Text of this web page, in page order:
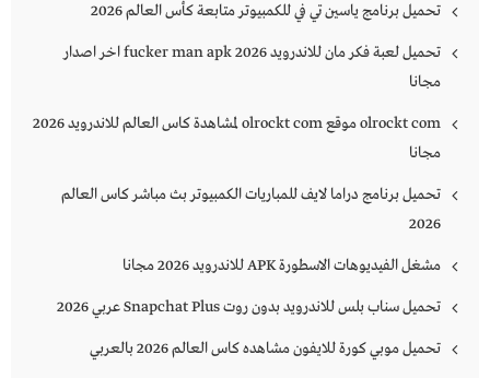
تحميل برنامج ياسين تي في للكمبيوتر متابعة كأس العالم 2026
تحميل لعبة فكر مان للاندرويد 2026 fucker man apk اخر اصدار
مجانا
olrockt com موقع olrockt com لمشاهدة كاس العالم للاندرويد 2026
مجانا
تحميل برنامج دراما لايف للمباريات الكمبيوتر بث مباشر كاس العالم
2026
مشغل الفيديوهات الاسطورة APK للاندرويد 2026 مجانا
تحميل سناب بلس للاندرويد بدون روت Snapchat Plus‏ عربي 2026
تحميل موبي كورة للايفون مشاهده كاس العالم 2026 بالعربي